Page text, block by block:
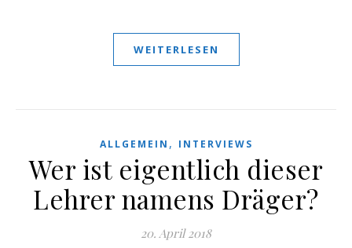
WEITERLESEN
ALLGEMEIN , INTERVIEWS
Wer ist eigentlich dieser
Lehrer namens Dräger?
20. April 2018